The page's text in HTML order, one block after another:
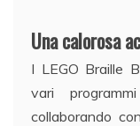
Una calorosa
I LEGO Braille
vari
collaborando